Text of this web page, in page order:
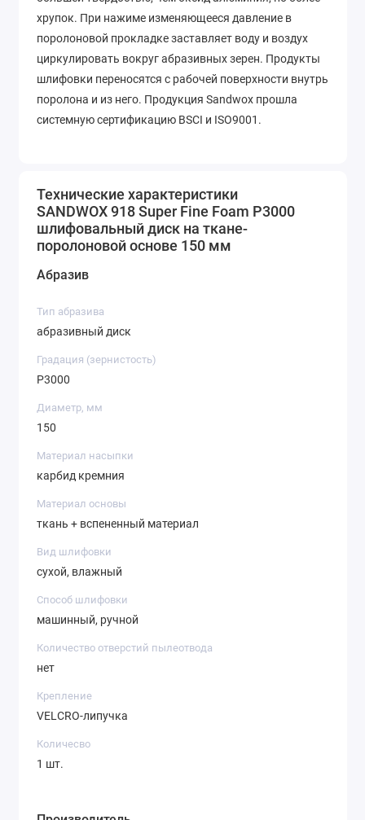
хрупок. При нажиме изменяющееся давление в
поролоновой прокладке заставляет воду и воздух
циркулировать вокруг абразивных зерен. Продукты
шлифовки переносятся с рабочей поверхности внутрь
поролона и из него. Продукция Sandwox прошла
системную сертификацию BSCI и ISO9001.
Технические характеристики
SANDWOX 918 Super Fine Foam Р3000
шлифовальный диск на ткане-
поролоновой основе 150 мм
Абразив
Тип абразива
абразивный диск
Градация (зернистость)
P3000
Диаметр, мм
150
Материал насыпки
карбид кремния
Материал основы
ткань + вспененный материал
Вид шлифовки
сухой, влажный
Способ шлифовки
машинный, ручной
Количество отверстий пылеотвода
нет
Крепление
VELCRO-липучка
Количесво
1 шт.